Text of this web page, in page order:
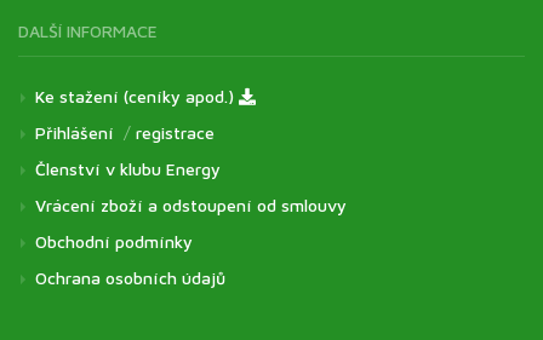
DALŠÍ INFORMACE
Ke stažení (ceníky apod.)
Přihlášení / registrace
Členství v klubu Energy
Vrácení zboží a odstoupení od smlouvy
Obchodní podmínky
Ochrana osobních údajů